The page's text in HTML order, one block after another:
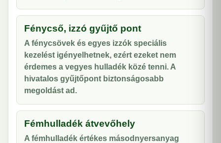
Fénycső, izzó gyűjtő pont
A fénycsövek és egyes izzók speciális
kezelést igényelhetnek, ezért ezeket nem
érdemes a vegyes hulladék közé tenni. A
hivatalos gyűjtőpont biztonságosabb
megoldást ad.
Fémhulladék átvevőhely
A fémhulladék értékes másodnyersanyag